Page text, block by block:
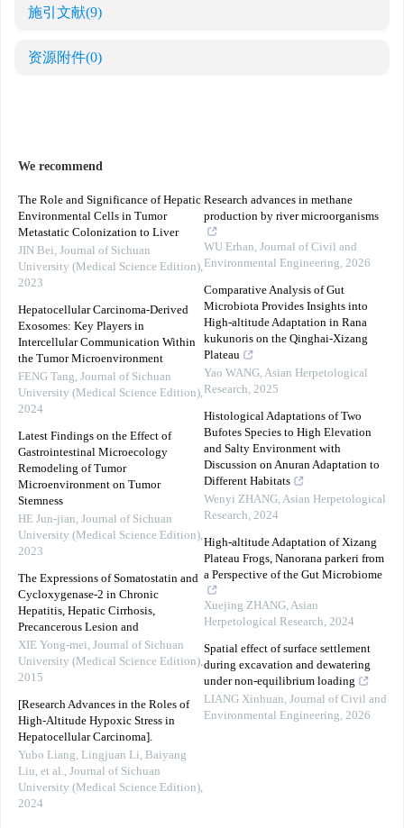
施引文献(9)
资源附件(0)
We recommend
The Role and Significance of Hepatic
Environmental Cells in Tumor
Metastatic Colonization to Liver
JIN Bei, Journal of Sichuan
University (Medical Science Edition),
2023
Hepatocellular Carcinoma-Derived
Exosomes: Key Players in
Intercellular Communication Within
the Tumor Microenvironment
FENG Tang, Journal of Sichuan
University (Medical Science Edition),
2024
Latest Findings on the Effect of
Gastrointestinal Microecology
Remodeling of Tumor
Microenvironment on Tumor
Stemness
HE Jun-jian, Journal of Sichuan
University (Medical Science Edition),
2023
The Expressions of Somatostatin and
Cycloxygenase-2 in Chronic
Hepatitis, Hepatic Cirrhosis,
Precancerous Lesion and
XIE Yong-mei, Journal of Sichuan
University (Medical Science Edition),
2015
[Research Advances in the Roles of
High-Altitude Hypoxic Stress in
Hepatocellular Carcinoma].
Yubo Liang, Lingjuan Li, Baiyang
Liu, et al., Journal of Sichuan
University (Medical Science Edition),
2024
Research advances in methane
production by river microorganisms
WU Erhan, Journal of Civil and
Environmental Engineering, 2026
Comparative Analysis of Gut
Microbiota Provides Insights into
High-altitude Adaptation in Rana
kukunoris on the Qinghai-Xizang
Plateau
Yao WANG,Asian Herpetological
Research, 2025
Histological Adaptations of Two
Bufotes Species to High Elevation
and Salty Environment with
Discussion on Anuran Adaptation to
Different Habitats
Wenyi ZHANG,Asian Herpetological
Research, 2024
High-altitude Adaptation of Xizang
Plateau Frogs, Nanorana parkeri from
a Perspective of the Gut Microbiome
Xuejing ZHANG,Asian
Herpetological Research, 2024
Spatial effect of surface settlement
during excavation and dewatering
under non-equilibrium loading
LIANG Xinhuan, Journal of Civil and
Environmental Engineering, 2026